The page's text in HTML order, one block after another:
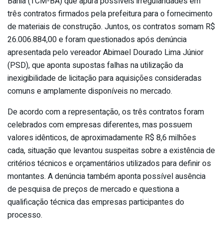
três contratos firmados pela prefeitura para o fornecimento
de materiais de construção. Juntos, os contratos somam R$
26.006.884,00 e foram questionados após denúncia
apresentada pelo vereador Abimael Dourado Lima Júnior
(PSD), que aponta supostas falhas na utilização da
inexigibilidade de licitação para aquisições consideradas
comuns e amplamente disponíveis no mercado.
De acordo com a representação, os três contratos foram
celebrados com empresas diferentes, mas possuem
valores idênticos, de aproximadamente R$ 8,6 milhões
cada, situação que levantou suspeitas sobre a existência de
critérios técnicos e orçamentários utilizados para definir os
montantes. A denúncia também aponta possível ausência
de pesquisa de preços de mercado e questiona a
qualificação técnica das empresas participantes do
processo.